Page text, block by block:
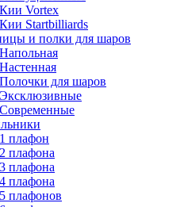
Кии Vortex
Кии Startbilliards
и полки для шаров
Напольная
Настенная
Полочки для шаров
Эксклюзивные
Современные
1 плафон
2 плафона
3 плафона
4 плафона
5 плафонов